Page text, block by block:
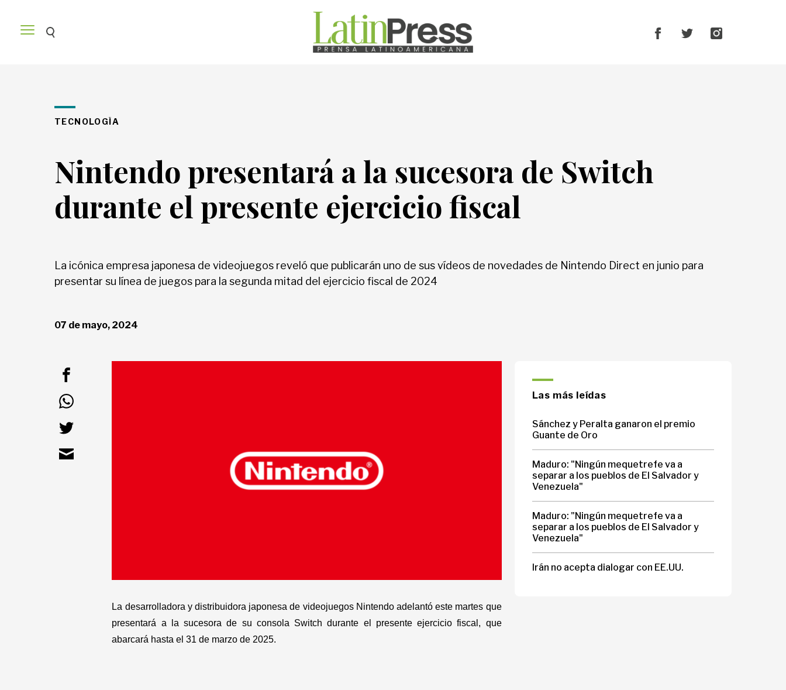
Deportes
Entretenimiento
TECNOLOGÍA
Nintendo presentará a la sucesora de Switch
durante el presente ejercicio fiscal
La icónica empresa japonesa de videojuegos reveló que publicarán uno de sus vídeos de novedades de Nintendo Direct en junio para
presentar su línea de juegos para la segunda mitad del ejercicio fiscal de 2024
07 de mayo, 2024
La desarrolladora y distribuidora japonesa de videojuegos Nintendo adelantó este martes que
presentará a la sucesora de su consola Switch durante el presente ejercicio fiscal, que
abarcará hasta el 31 de marzo de 2025.
Las más leídas
Sánchez y Peralta ganaron el premio
Guante de Oro
Maduro: "Ningún mequetrefe va a
separar a los pueblos de El Salvador y
Venezuela"
Maduro: "Ningún mequetrefe va a
separar a los pueblos de El Salvador y
Venezuela"
Irán no acepta dialogar con EE.UU.